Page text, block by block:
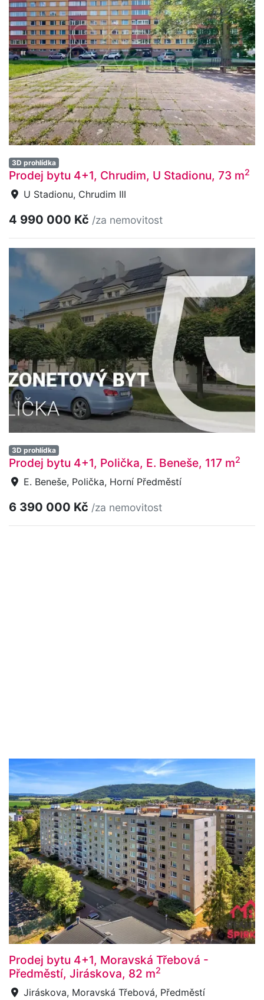
3D prohlídka
Prodej bytu 4+1, Chrudim, U Stadionu, 73 m2
U Stadionu, Chrudim III
4 990 000 Kč /za nemovitost
3D prohlídka
Prodej bytu 4+1, Polička, E. Beneše, 117 m2
E. Beneše, Polička, Horní Předměstí
6 390 000 Kč /za nemovitost
Prodej bytu 4+1, Moravská Třebová -
Předměstí, Jiráskova, 82 m2
Jiráskova, Moravská Třebová, Předměstí